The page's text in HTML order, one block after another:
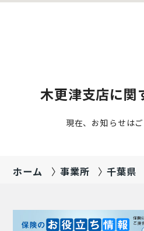
木更津支店に関
現在、お知らせはご
ホーム 事業所 千葉県